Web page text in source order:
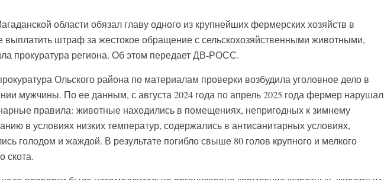
области обязал главу одного из крупнейших фермерских хозяйств в
выплатить штраф за жестокое обращение с сельскохозяйственными животными,
прокуратура региона. Об этом передает ДВ-РОСС.
Ольского района по материалам проверки возбудила уголовное дело в
мужчины. По ее данным, с августа 2024 года по апрель 2025 года фермер нарушал
правила: животные находились в помещениях, непригодных к зимнему
в условиях низких температур, содержались в антисанитарных условиях,
голодом и жаждой. В результате погибло свыше 80 голов крупного и мелкого
скота.